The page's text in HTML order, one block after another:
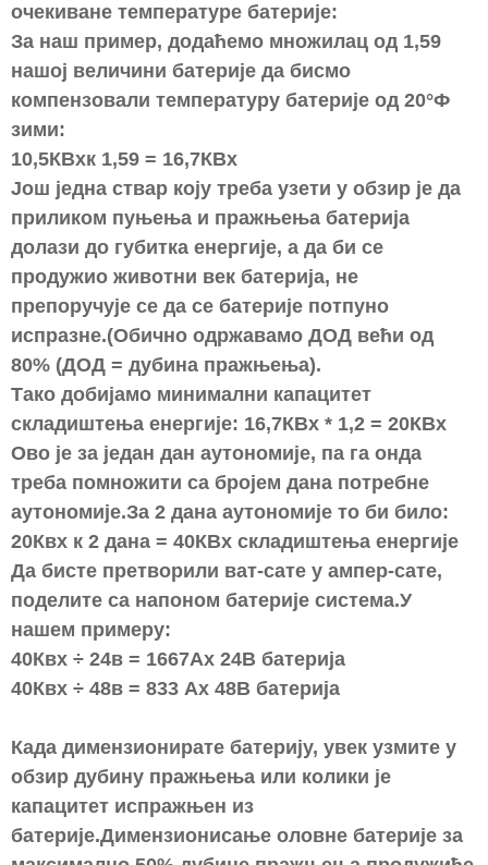
очекиване температуре батерије:
За наш пример, додаћемо множилац од 1,59
нашој величини батерије да бисмо
компензовали температуру батерије од 20°Ф
зими:
10,5КВхк 1,59 = 16,7КВх
Још једна ствар коју треба узети у обзир је да
приликом пуњења и пражњења батерија
долази до губитка енергије, а да би се
продужио животни век батерија, не
препоручује се да се батерије потпуно
испразне.(Обично одржавамо ДОД већи од
80% (ДОД = дубина пражњења).
Тако добијамо минимални капацитет
складиштења енергије: 16,7КВх * 1,2 = 20КВх
Ово је за један дан аутономије, па га онда
треба помножити са бројем дана потребне
аутономије.За 2 дана аутономије то би било:
20Квх к 2 дана = 40КВх складиштења енергије
Да бисте претворили ват-сате у ампер-сате,
поделите са напоном батерије система.У
нашем примеру:
40Квх ÷ 24в = 1667Ах 24В батерија
40Квх ÷ 48в = 833 Ах 48В батерија
Када димензионирате батерију, увек узмите у
обзир дубину пражњења или колики је
капацитет испражњен из
батерије.Димензионисање оловне батерије за